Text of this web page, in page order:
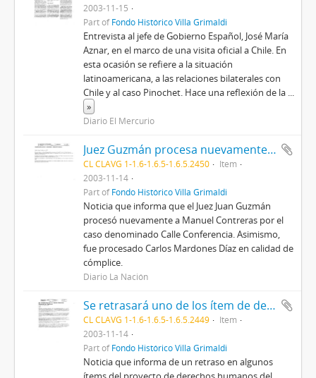
2003-11-15
Part ofFondo Histórico Villa Grimaldi
Entrevista al jefe de Gobierno Español, José María
Aznar, en el marco de una visita oficial a Chile. En
esta ocasión se refiere a la situación
latinoamericana, a las relaciones bilaterales con
Chile y al caso Pinochet. Hace una reflexión de la ...
»
Diario El Mercurio
Juez Guzmán procesa nuevamente a Manuel Contreras
CL CLAVG 1-1.6-1.6.5-1.6.5.2450
Item
2003-11-14
Part ofFondo Histórico Villa Grimaldi
Noticia que informa que el Juez Juan Guzmán
procesó nuevamente a Manuel Contreras por el
caso denominado Calle Conferencia. Asimismo,
fue procesado Carlos Mardones Díaz en calidad de
cómplice.
Diario La Nación
Se retrasará uno de los ítem de derechos humanos del Gobierno
CL CLAVG 1-1.6-1.6.5-1.6.5.2449
Item
2003-11-14
Part ofFondo Histórico Villa Grimaldi
Noticia que informa de un retraso en algunos